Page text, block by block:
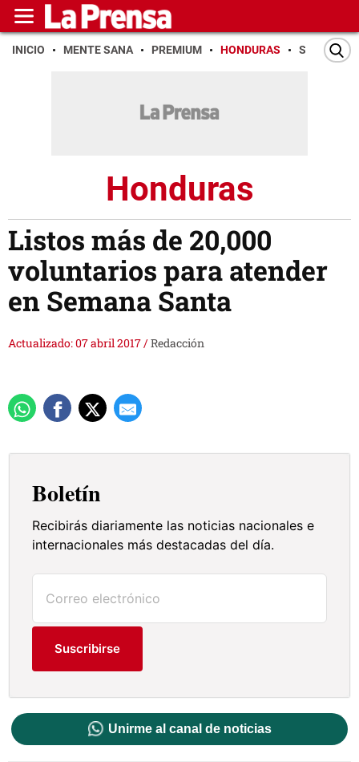
INICIO MENTE SANA PREMIUM HONDURAS SAN PEDRO
Honduras
Listos más de 20,000
voluntarios para atender
en Semana Santa
Actualizado: 07 abril 2017/Redacción
Boletín
Recibirás diariamente las noticias nacionales e
internacionales más destacadas del día.
Suscribirse
Unirme al canal de noticias